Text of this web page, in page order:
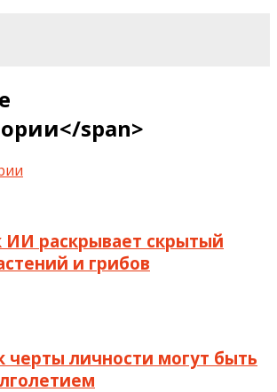
span>
ИИ раскрывает скрытый
и грибов
черты личности могут быть